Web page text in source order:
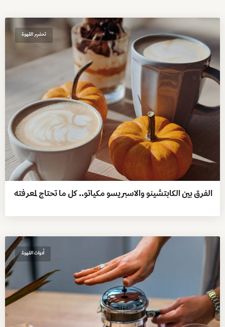
تحضير القهوة
الفرق بين الكابتشينو والاسبريسو مكياتو.. كل ما تحتاج لمعرفته
أدوات القهوة